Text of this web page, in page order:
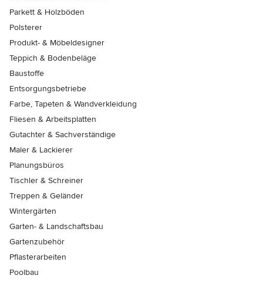
Parkett & Holzböden
Polsterer
Produkt- & Möbeldesigner
Teppich & Bodenbeläge
Baustoffe
Entsorgungsbetriebe
Farbe, Tapeten & Wandverkleidung
Fliesen & Arbeitsplatten
Gutachter & Sachverständige
Maler & Lackierer
Planungsbüros
Tischler & Schreiner
Treppen & Geländer
Wintergärten
Garten- & Landschaftsbau
Gartenzubehör
Pflasterarbeiten
Poolbau